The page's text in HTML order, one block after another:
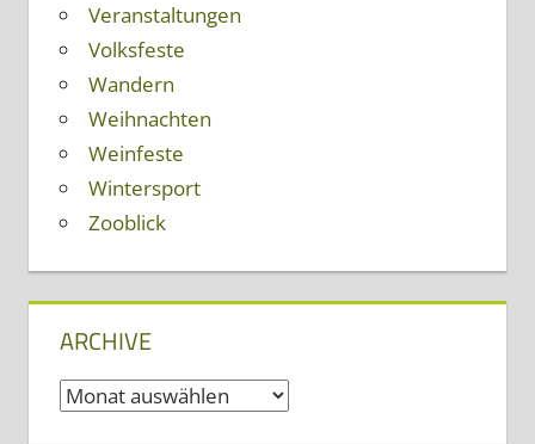
Veranstaltungen
Volksfeste
Wandern
Weihnachten
Weinfeste
Wintersport
Zooblick
ARCHIVE
Archive